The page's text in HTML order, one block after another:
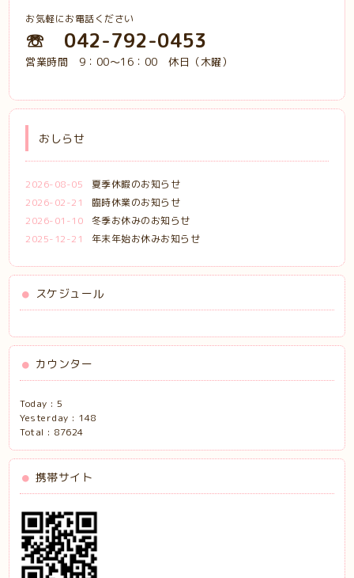
お気軽にお電話ください
☏ 042-792-0453
営業時間 9：00～16：00 休日（木曜）
おしらせ
2026-08-05
夏季休暇のお知らせ
2026-02-21
臨時休業のお知らせ
2026-01-10
冬季お休みのお知らせ
2025-12-21
年末年始お休みお知らせ
スケジュール
カウンター
Today :5
Yesterday : 148
Total : 87624
携帯サイト